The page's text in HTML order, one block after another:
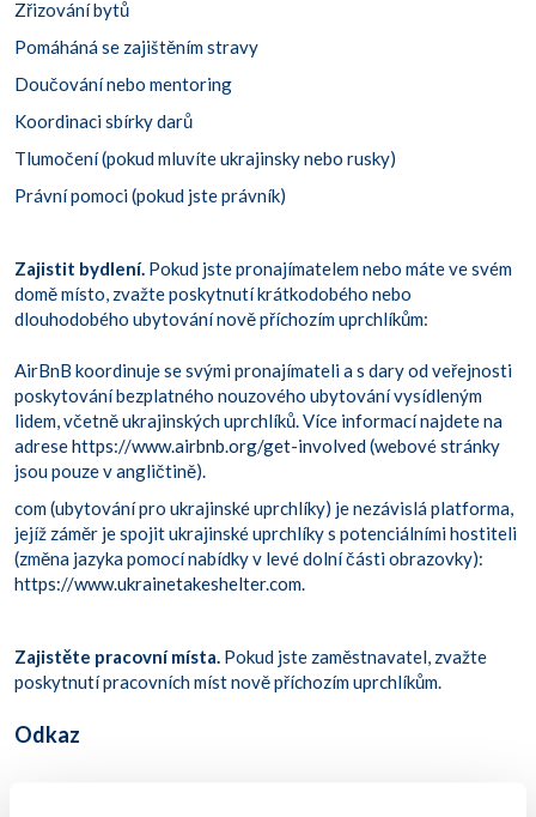
Zřizování bytů
Pomáháná se zajištěním stravy
Doučování nebo mentoring
Koordinaci sbírky darů
Tlumočení (pokud mluvíte ukrajinsky nebo rusky)
Právní pomoci (pokud jste právník)
Zajistit bydlení. Pokud jste pronajímatelem nebo máte ve svém
domě místo, zvažte poskytnutí krátkodobého nebo
dlouhodobého ubytování nově příchozím uprchlíkům:
AirBnB koordinuje se svými pronajímateli a s dary od veřejnosti
poskytování bezplatného nouzového ubytování vysídleným
lidem, včetně ukrajinských uprchlíků. Více informací najdete na
adresehttps://www.airbnb.org/get-involved(webové stránky
jsou pouze v angličtině).
com (ubytování pro ukrajinské uprchlíky) je nezávislá platforma,
jejíž záměr je spojit ukrajinské uprchlíky s potenciálními hostiteli
(změna jazyka pomocí nabídky v levé dolní části obrazovky):
https://www.ukrainetakeshelter.com.
Zajistěte pracovní místa. Pokud jste zaměstnavatel, zvažte
poskytnutí pracovních míst nově příchozím uprchlíkům.
Odkaz